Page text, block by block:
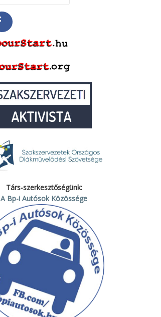
Társ-szerkesztőségünk:
A Bp-i Autósok Közössége